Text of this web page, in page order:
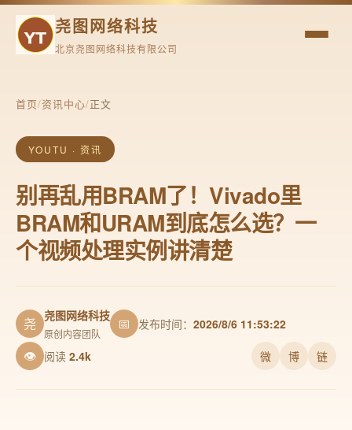
尧图网络科技
北京尧图网络科技有限公司
首页/资讯中心/正文
YOUTU · 资讯
别再乱用BRAM了！Vivado里
BRAM和URAM到底怎么选？一
个视频处理实例讲清楚
尧 尧图网络科技
原创内容团队
📅 发布时间： 2026/8/6 11:53:22
👁 阅读 2.4k 微 博 链